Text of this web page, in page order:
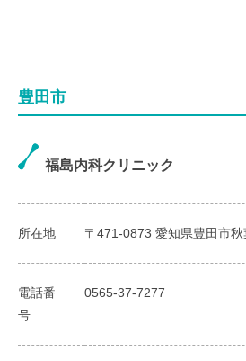
豊田市
福島内科クリニック
所在地 〒471-0873 愛知県豊田市
電話番
号
0565-37-7277